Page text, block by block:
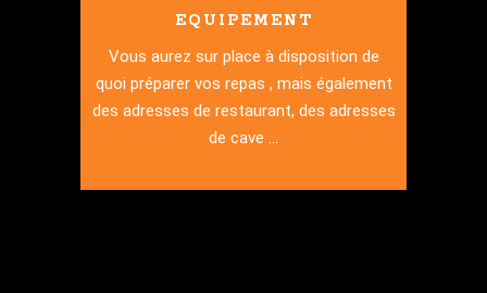
EQUIPEMENT
Vous aurez sur place à disposition de
quoi préparer vos repas , mais également
des adresses de restaurant, des adresses
de cave ...